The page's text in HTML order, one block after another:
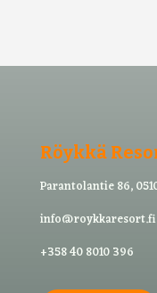
Röykkä
Parantolantie 86,
info@roykkaresort.fi
+358 40 8010 396